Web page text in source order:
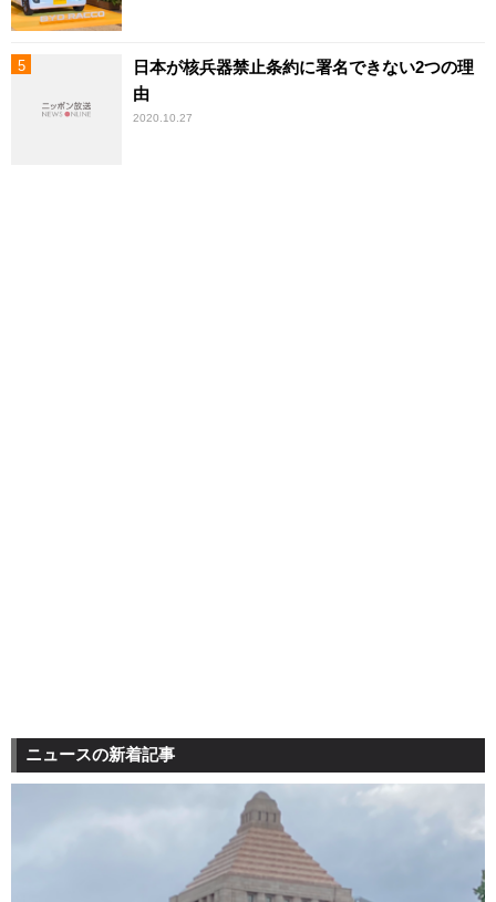
日本が核兵器禁止条約に署名できない2つの理
由
2020.10.27
ニュースの新着記事